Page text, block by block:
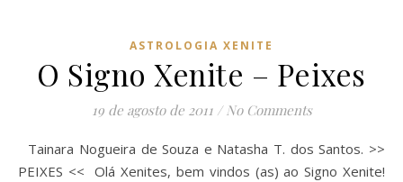
ASTROLOGIA XENITE
O Signo Xenite – Peixes
19 de agosto de 2011 / No Comments
Tainara Nogueira de Souza e Natasha T. dos Santos. >>
PEIXES << Olá Xenites, bem vindos (as) ao Signo Xenite!